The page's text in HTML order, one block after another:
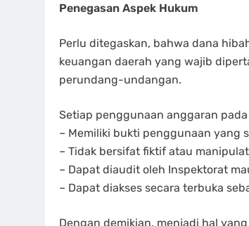
Penegasan Aspek Hukum
Perlu ditegaskan, bahwa dana
keuangan daerah yang wajib
perundang-undangan.
Setiap penggunaan anggaran
– Memiliki bukti penggunaan yang
– Tidak bersifat fiktif atau
– Dapat diaudit oleh Inspektorat
– Dapat diakses secara terbuka
Dengan demikian, menjadi hal